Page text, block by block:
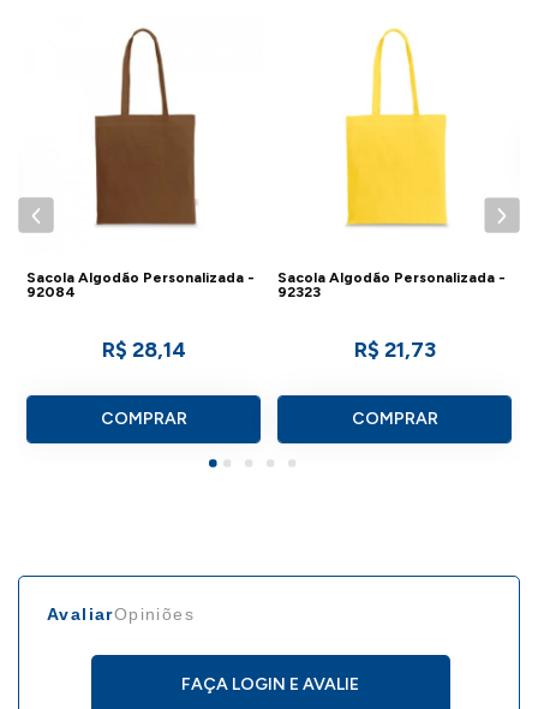
Sacola Algodão Personalizada -
92084
R$ 28,14
COMPRAR
Sacola Algodão Personalizada -
92323
R$ 21,73
COMPRAR
AvaliarOpiniões
FAÇA LOGIN E AVALIE